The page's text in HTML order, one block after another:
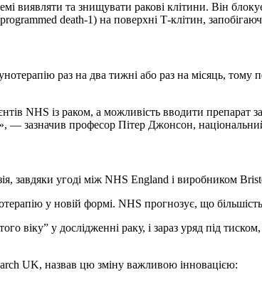
виявляти та знищувати ракові клітини. Він
death-1) на поверхні Т-клітин,
раз на два тижні або раз на місяць, тому
NHS із раком, а можливість вводити препарат
— зазначив професор Пітер Джонсон,
завдяки угоді між NHS England і виробником
у новій формі. NHS прогнозує, що
віку” у дослідженні раку, і зараз уряд під
UK, назвав цю зміну важливою інновацією: